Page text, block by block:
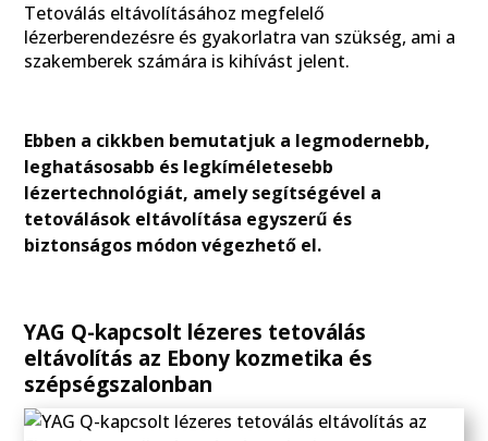
Tetoválás eltávolításához megfelelő
lézerberendezésre és gyakorlatra van szükség, ami a
szakemberek számára is kihívást jelent.
Ebben a cikkben bemutatjuk a legmodernebb,
leghatásosabb és legkíméletesebb
lézertechnológiát, amely segítségével a
tetoválások eltávolítása egyszerű és
biztonságos módon végezhető el.
YAG Q-kapcsolt lézeres tetoválás
eltávolítás az Ebony kozmetika és
szépségszalonban